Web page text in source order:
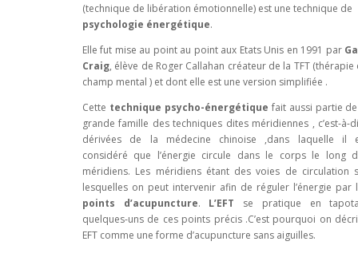
(technique de libération émotionnelle) est une technique de
psychologie énergétique.
Elle fut mise au point au point aux Etats Unis en 1991 par
Craig, élève de Roger Callahan créateur de la TFT (thérapie
champ mental ) et dont elle est une version simplifiée .
Cette technique psycho-énergétique fait aussi partie
grande famille des techniques dites méridiennes , c’est-à-
dérivées de la médecine chinoise ,dans laquelle il
considéré que l’énergie circule dans le corps le long
méridiens. Les méridiens étant des voies de circulation
lesquelles on peut intervenir afin de réguler l’énergie par
points d’acupuncture. L’EFT se pratique en
quelques-uns de ces points précis .C’est pourquoi on
EFT comme une forme d’acupuncture sans aiguilles.